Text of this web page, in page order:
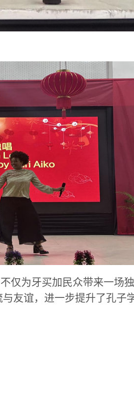
仅为牙买加民众带来一场
友谊，进一步提升了孔子